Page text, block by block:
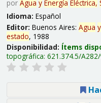
por Agua y Energía Eléctrica,
Idioma: Español
Editor: Buenos Aires: Agua y
estado, 1988
Disponibilidad: Ítems
topográfica: 621.374.5/